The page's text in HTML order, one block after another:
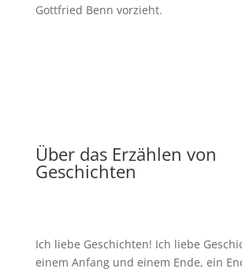
Gottfried Benn vorzieht.
Über das Erzählen von
Geschichten
Ich liebe Geschichten! Ich liebe
einem Anfang und einem Ende, ein